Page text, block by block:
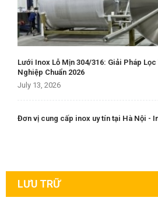
Lưới Inox Lỗ Mịn 304/316: Giải Pháp
Nghiệp Chuẩn 2026
July 13, 2026
Đơn vị cung cấp inox uy tín tại Hà Nội -
LƯU TRỮ